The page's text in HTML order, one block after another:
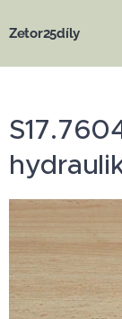
Zetor25díly